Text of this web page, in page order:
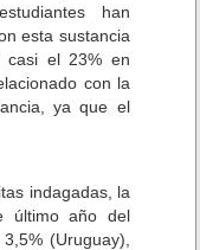
han
esta sustancia
casi el 23% en
con la
ya que el
indagadas, la
último año del
(Uruguay),